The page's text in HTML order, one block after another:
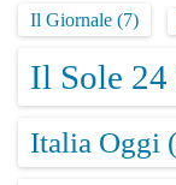
Il Giornale (7)
Il Sole 24
Italia Oggi